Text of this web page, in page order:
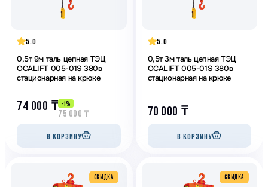
5.0
0,5т 9м таль цепная ТЭЦ
OCALIFT 005-01S 380в
стационарная на крюке
74 000 ₸ -1%
75 000₸
В КОРЗИНУ
5.0
0,5т 3м таль цепная ТЭЦ
OCALIFT 005-01S 380в
стационарная на крюке
70 000 ₸
В КОРЗИНУ
CКИДКА CКИДКА